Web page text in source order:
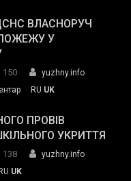
провів
нараду
силових
та
органів:
«Наш
спільний
ВЛАСНОРУЧ
ПОЖЕЖУ У
150
yuzhny.info
on
ДСНС
власноруч
пожежу
у
RU UK
ПРОВІВ
УКРИТТЯ
138
yuzhny.info
UK